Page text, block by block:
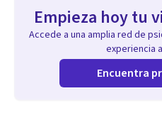
Empieza hoy tu
Accede a una amplia red de
experiencia
Encuentra